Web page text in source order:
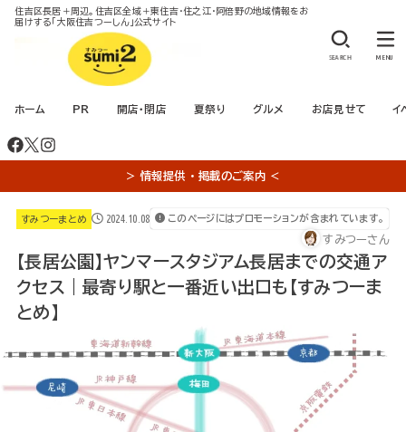
住吉区長居＋周辺。住吉区全域＋東住吉・住之江・阿倍野の地域情報をお
届けする「大阪住吉つーしん」公式サイト
ホーム PR 開店・閉店 夏祭り グルメ お店見せて イ
SEARCH MENU
＞ 情報提供 ・ 掲載のご案内 ＜
すみつーまとめ 2024.10.08 このページにはプロモーションが含まれています。
すみつーさん
【長居公園】ヤンマースタジアム長居までの交通ア
クセス｜最寄り駅と一番近い出口も【すみつーま
とめ】